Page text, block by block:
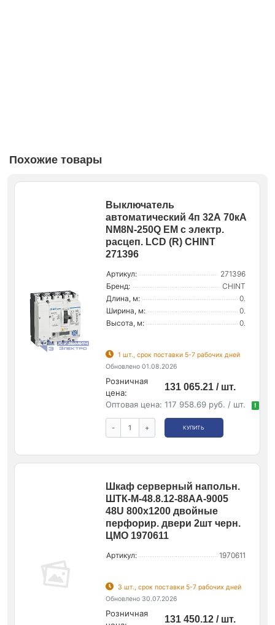
Похожие товары
Выключатель
автоматический 4п 32А 70кА
NM8N-250Q EM с электр.
расцеп. LCD (R) CHINT
271396
Артикул:
271396
Бренд:
CHINT
Длина, м:
0.
Ширина, м:
0.
Высота, м:
0.
1 шт., срок поставки 5-7 рабочих дней
Обновлено 01.08.2026
Розничная
цена:
131 065.21 / шт.
Оптовая цена: 117 958.69 руб. / шт. !
- + КУПИТЬ
Шкаф серверный напольн.
ШТК-М-48.8.12-88АА-9005
48U 800х1200 двойные
перфорир. двери 2шт черн.
ЦМО 1970611
Артикул: 1970611
3 шт., срок поставки 5-7 рабочих дней
Обновлено 30.07.2026
Розничная
131 450.12 / шт.